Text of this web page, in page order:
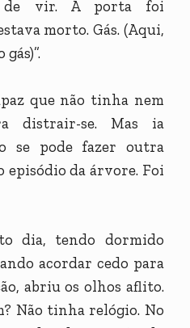
de vir. A porta foi
morto. Gás. (Aqui,
que não tinha nem
distrair-se. Mas ia
se pode fazer outra
episódio da árvore. Foi
dia, tendo dormido
acordar cedo para
abriu os olhos aflito.
Não tinha relógio. No